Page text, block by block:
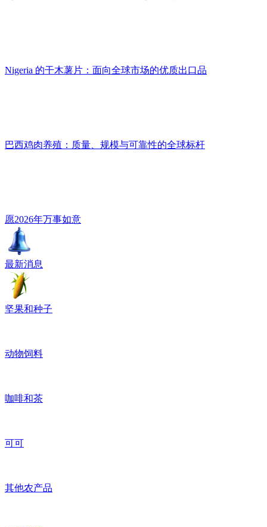
Nigeria 的干木薯片：面向全球市场的优质出口品
巴西鸡肉养殖：质量、规模与可靠性的全球标杆
愿2026年万事如意
最新消息
坚果和种子
动物饲料
咖啡和茶
可可
其他农产品